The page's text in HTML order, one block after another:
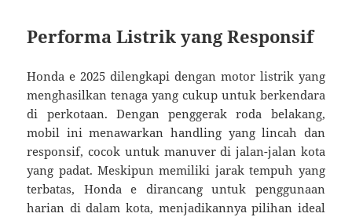
Performa Listrik yang Responsif
Honda e 2025 dilengkapi dengan motor listrik yang
menghasilkan tenaga yang cukup untuk berkendara
di perkotaan. Dengan penggerak roda belakang,
mobil ini menawarkan handling yang lincah dan
responsif, cocok untuk manuver di jalan-jalan kota
yang padat. Meskipun memiliki jarak tempuh yang
terbatas, Honda e dirancang untuk penggunaan
harian di dalam kota, menjadikannya pilihan ideal